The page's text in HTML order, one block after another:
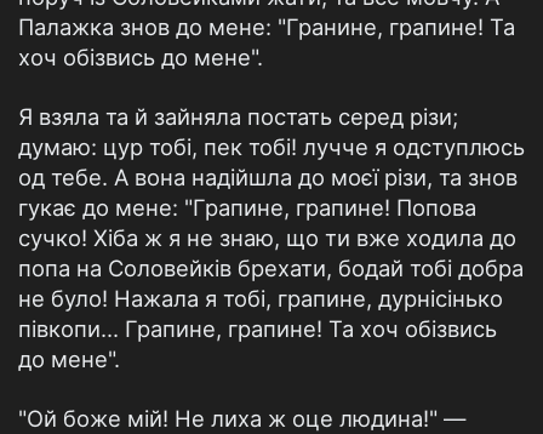
Палажка знов до мене: "Гранине, грапине! Та
хоч обізвись до мене".
Я взяла та й зайняла постать серед різи;
думаю: цур тобі, пек тобі! лучче я одступлюсь
од тебе. А вона надійшла до моєї різи, та знов
гукає до мене: "Грапине, грапине! Попова
сучко! Хіба ж я не знаю, що ти вже ходила до
попа на Соловейків брехати, бодай тобі добра
не було! Нажала я тобі, грапине, дурнісінько
півкопи... Грапине, грапине! Та хоч обізвись
до мене".
"Ой боже мій! Не лиха ж оце людина!" —